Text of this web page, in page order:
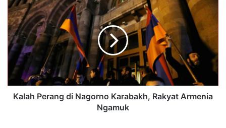
Kalah Perang di Nagorno Karabakh, Rakyat Armenia
Ngamuk